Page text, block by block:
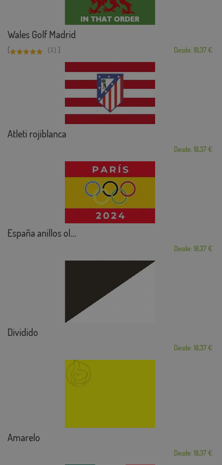
Wales Golf Madrid
[ (1) ] Desde: 18,37 €
Atleti rojiblanca
Desde: 18,37 €
España anillos ol...
Desde: 18,37 €
Dividido
Desde: 18,37 €
Amarelo
Desde: 18,37 €